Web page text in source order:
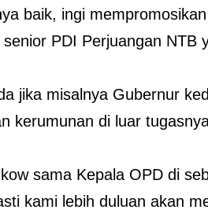
baik, ingi
PDI Perjuangan NTB
jika misalnya Gubernur
kerumunan di luar
sama Kepala OPD di
kami lebih duluan akan